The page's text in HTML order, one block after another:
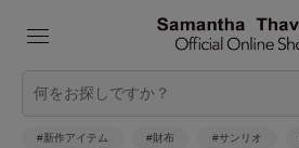
#新作アイテム #財布 #サンリオ